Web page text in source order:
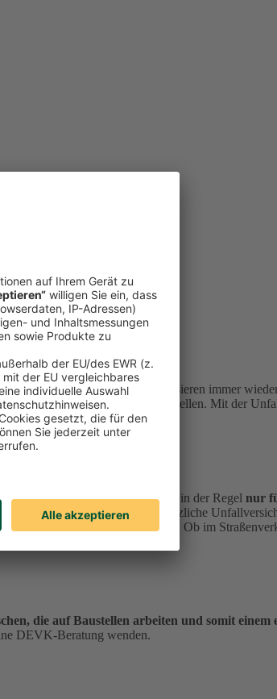
sind. Denn gerade hier passieren immer
ein sehrhohes Risiko
darstellen. Mit der
dass dergesetzliche Unfallschutz in der Regel nur
und Ihre Liebsten über die gesetzliche
sorgenfrei Ihr Leben genießen. Ob im
die auf Baustellen arbeiten und somit
DEVK-Beratung wenden.